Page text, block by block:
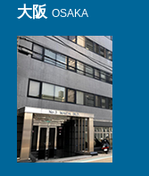
大阪 OSAKA